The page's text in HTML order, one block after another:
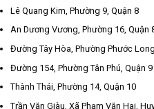
Lê Quang Kim, Phường 9, Quận 8
An Dương Vương, Phường 16, Quận
Đường Tây Hòa, Phường Phước
Đường 154, Phường Tân Phú, Quận 9
Thành Thái, Phường 14, Quận 10
Trần Văn Giàu, Xã Phạm Văn Hai,